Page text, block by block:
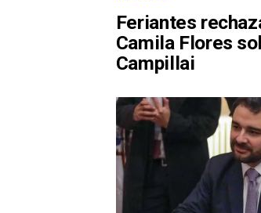
Feriantes
Camila Flores
Campillai